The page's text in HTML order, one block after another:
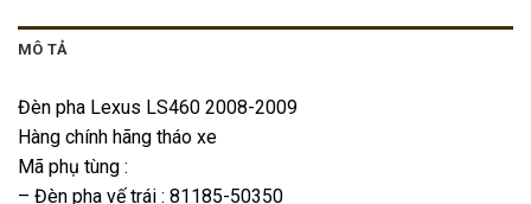
MÔ TẢ
Đèn pha Lexus LS460 2008-2009
Hàng chính hãng tháo xe
Mã phụ tùng :
– Đèn pha vế trái : 81185-50350